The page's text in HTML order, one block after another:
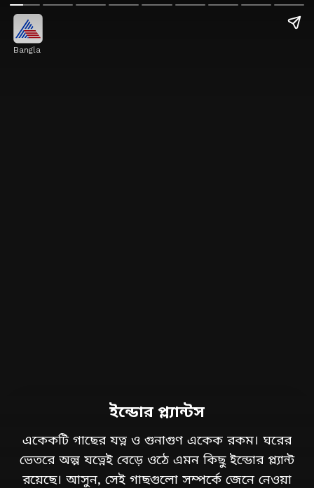
Bangla
ইন্ডোর প্ল্যান্টস
একেকটি গাছের যত্ন ও গুনাগুণ একেক রকম। ঘরের
ভেতরে অল্প যত্নেই বেড়ে ওঠে এমন কিছু ইন্ডোর প্ল্যান্ট
রয়েছে। আসুন, সেই গাছগুলো সম্পর্কে জেনে নেওয়া